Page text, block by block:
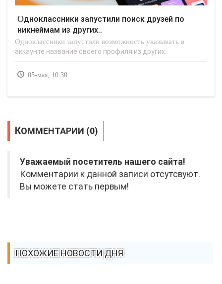
Одноклассники запустили поиск друзей по
никнеймам из других..
Одноклассники запустили возможность указывать в
аккаунте название своего профиля из других..
05-мая, 10:30
КОММЕНТАРИИ (0)
Уважаемый посетитель нашего сайта!
Комментарии к данной записи отсутсвуют.
Вы можете стать первым!
ПОХОЖИЕ НОВОСТИ ДНЯ